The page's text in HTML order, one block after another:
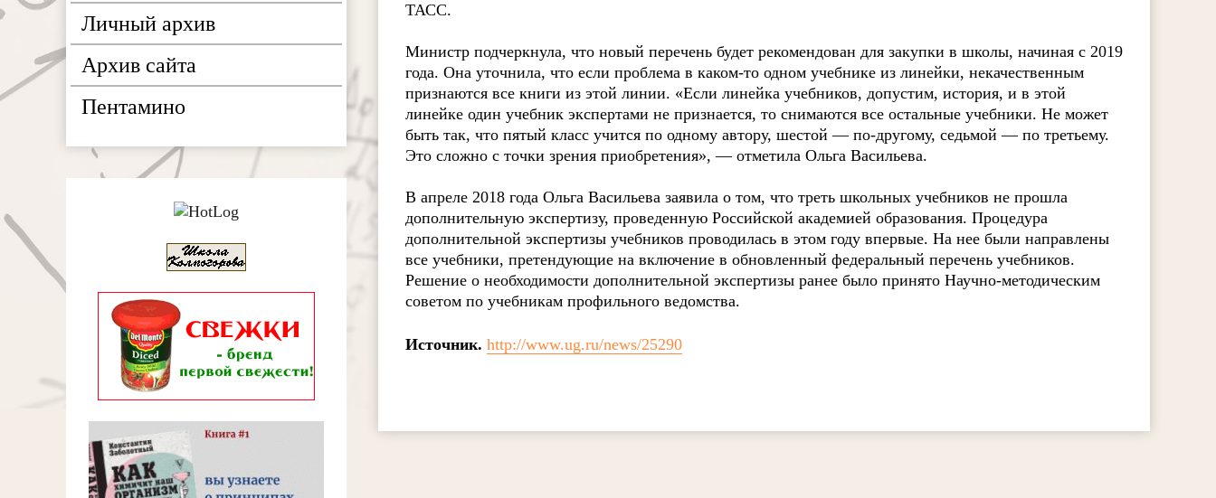
ТАСС.
Министр подчеркнула, что новый перечень будет рекомендован для закупки в школы, начиная с 2019
года. Она уточнила, что если проблема в каком-то одном учебнике из линейки, некачественным
признаются все книги из этой линии. «Если линейка учебников, допустим, история, и в этой
линейке один учебник экспертами не признается, то снимаются все остальные учебники. Не может
быть так, что пятый класс учится по одному автору, шестой — по-другому, седьмой — по третьему.
Это сложно с точки зрения приобретения», — отметила Ольга Васильева.
В апреле 2018 года Ольга Васильева заявила о том, что треть школьных учебников не прошла
дополнительную экспертизу, проведенную Российской академией образования. Процедура
дополнительной экспертизы учебников проводилась в этом году впервые. На нее были направлены
все учебники, претендующие на включение в обновленный федеральный перечень учебников.
Решение о необходимости дополнительной экспертизы ранее было принято Научно-методическим
советом по учебникам профильного ведомства.
Источник. http://www.ug.ru/news/25290
Личный архив
Архив сайта
Пентамино